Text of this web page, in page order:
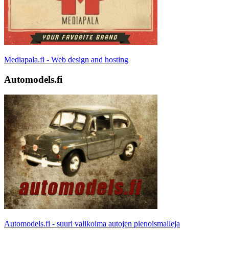
Mediapala.fi - Web design and hosting
Automodels.fi
Automodels.fi - suuri valikoima autojen pienoismalleja